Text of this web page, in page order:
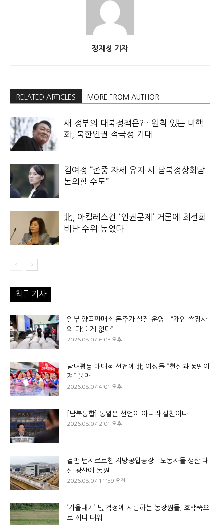
정재성 기자
RELATED ARTICLES MORE FROM AUTHOR
새 정부의 대북정책은?…원칙 있는 비핵
화, 북한인권 적극성 기대
김여정 “존중 자세 유지 시 남북정상회담
논의할 수도”
北, 아킬레스건 ‘인권문제’ 거론에 최선희
비난 수위 높였다
최근 기사
일부 양곡판매소 돈주가 실질 운영…“개인 쌀장사
와 다를 게 없다”
2026.08.07 6:03 오후
남녀평등 대대적 선전에 北 여성들 “현실과 동떨어
져” 불만
2026.08.07 4:01 오후
[남북통합] 통일은 선언이 아니라 실천이다
2026.08.07 2:01 오후
겉만 번지르르한 지방공업공장…노동자들 생산 대
신 광산에 동원
2026.08.07 11:59 오전
‘가을내기’ 빚 걱정에 시름하는 농장원들, 호박죽으
로 끼니 때워